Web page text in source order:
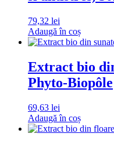
79,32 lei
Adaugă în coș
Extract bio
Phyto-Biopôle
69,63 lei
Adaugă în coș